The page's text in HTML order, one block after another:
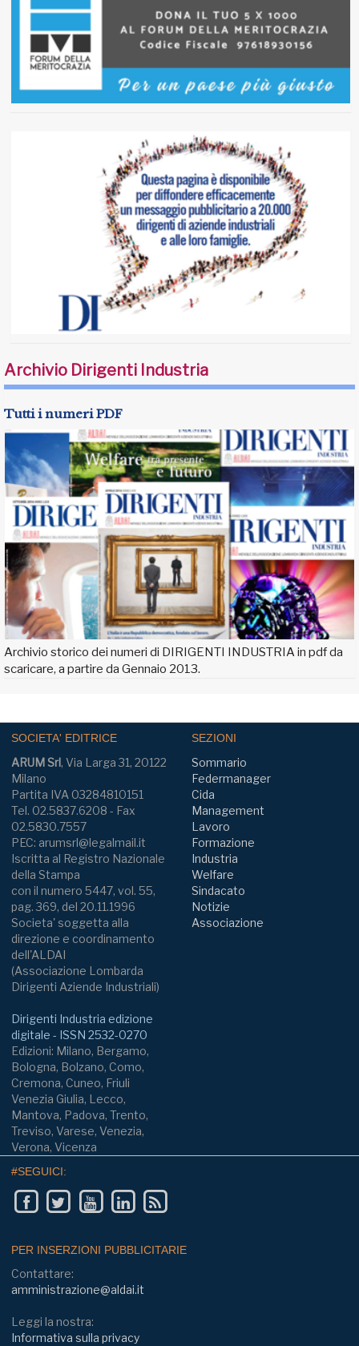
Archivio Dirigenti Industria
Tutti i numeri PDF
Archivio storico dei numeri di DIRIGENTI INDUSTRIA in pdf da
scaricare, a partire da Gennaio 2013.
SOCIETA' EDITRICE
ARUM Srl, Via Larga 31, 20122
Milano
Partita IVA 03284810151
Tel. 02.5837.6208 - Fax
02.5830.7557
PEC: arumsrl@legalmail.it
Iscritta al Registro Nazionale
della Stampa
con il numero 5447, vol. 55,
pag. 369, del 20.11.1996
Societa' soggetta alla
direzione e coordinamento
dell'ALDAI
(Associazione Lombarda
Dirigenti Aziende Industriali)
Dirigenti Industria edizione
digitale - ISSN 2532-0270
Edizioni: Milano, Bergamo,
Bologna, Bolzano, Como,
Cremona, Cuneo, Friuli
Venezia Giulia, Lecco,
Mantova, Padova, Trento,
Treviso, Varese, Venezia,
Verona, Vicenza
SEZIONI
Sommario
Federmanager
Cida
Management
Lavoro
Formazione
Industria
Welfare
Sindacato
Notizie
Associazione
#SEGUICI:
PER INSERZIONI PUBBLICITARIE
Contattare:
amministrazione@aldai.it
Leggi la nostra:
Informativa sulla privacy